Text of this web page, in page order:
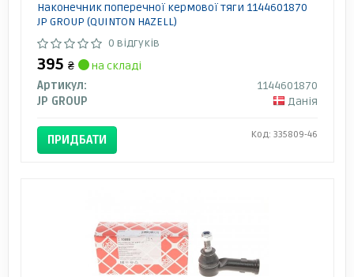
Наконечник поперечної кермової тяги 1144601870
JP GROUP (QUINTON HAZELL)
0 відгуків
395 ₴
на складі
Артикул:
1144601870
JP GROUP
Данія
ПРИДБАТИ Код: 335809-46